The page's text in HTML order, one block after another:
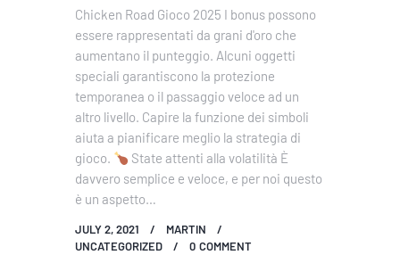
Chicken Road Gioco 2025 I bonus possono
essere rappresentati da grani d'oro che
aumentano il punteggio. Alcuni oggetti
speciali garantiscono la protezione
temporanea o il passaggio veloce ad un
altro livello. Capire la funzione dei simboli
aiuta a pianificare meglio la strategia di
gioco.
State attenti alla volatilità È
davvero semplice e veloce, e per noi questo
è un aspetto…
JULY 2, 2021
MARTIN
UNCATEGORIZED
0 COMMENT